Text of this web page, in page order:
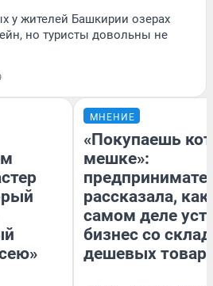
у жителей Башкирии озерах
но туристы довольны не
МНЕНИЕ
«Покупаешь
мешке»:
рассказала, как
самом деле
бизнес со
дешевых